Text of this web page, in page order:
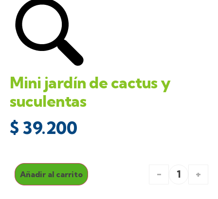
Mini jardín de cactus y
suculentas
$ 39.200
- +
Añadir al carrito